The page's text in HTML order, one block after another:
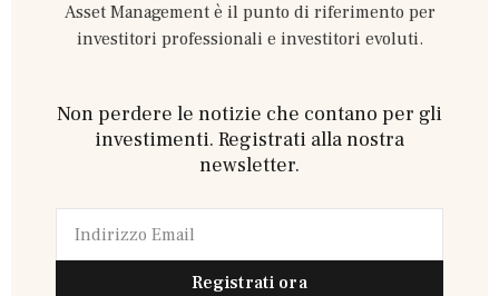
Asset Management è il punto di riferimento per
investitori professionali e investitori evoluti.
Non perdere le notizie che contano per gli
investimenti. Registrati alla nostra
newsletter.
Registrati ora